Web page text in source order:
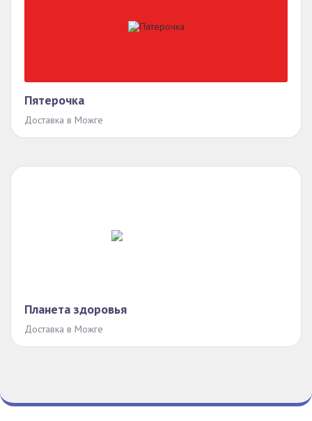
Пятерочка
Доставка в Можге
Планета здоровья
Доставка в Можге